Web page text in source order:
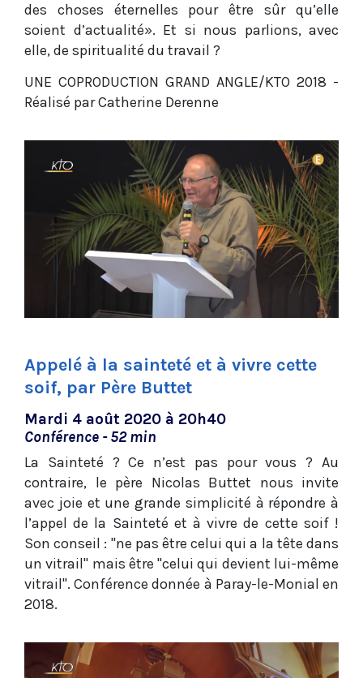
des choses éternelles pour être sûr qu’elle
soient d’actualité». Et si nous parlions, avec
elle, de spiritualité du travail ?
UNE COPRODUCTION GRAND ANGLE/KTO 2018 -
Réalisé par Catherine Derenne
Appelé à la sainteté et à vivre cette
soif, par Père Buttet
Mardi 4 août 2020 à 20h40
Conférence - 52 min
La Sainteté ? Ce n’est pas pour vous ? Au
contraire, le père Nicolas Buttet nous invite
avec joie et une grande simplicité à répondre à
l’appel de la Sainteté et à vivre de cette soif !
Son conseil : "ne pas être celui qui a la tête dans
un vitrail" mais être "celui qui devient lui-même
vitrail". Conférence donnée à Paray-le-Monial en
2018.